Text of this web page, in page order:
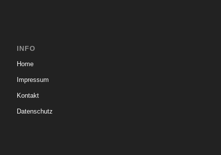
INFO
Home
Impressum
Kontakt
Datenschutz